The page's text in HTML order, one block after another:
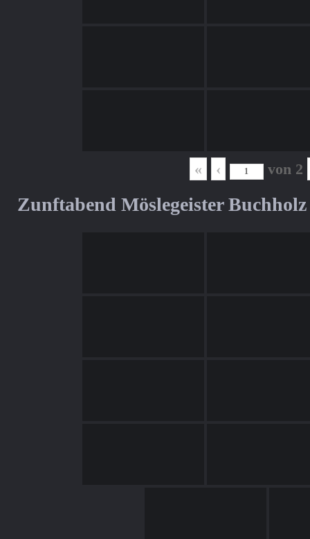
« ‹ von 2
Zunftabend Möslegeister Buchholz